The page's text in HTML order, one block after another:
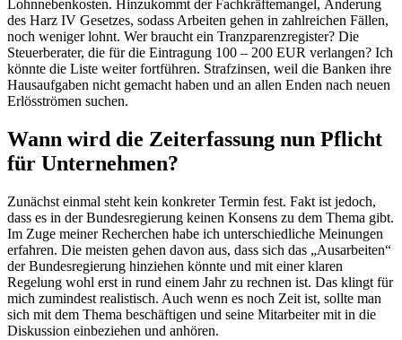
Lohnnebenkosten. Hinzukommt der Fachkräftemangel, Änderung
des Harz IV Gesetzes, sodass Arbeiten gehen in zahlreichen Fällen,
noch weniger lohnt. Wer braucht ein Tranzparenzregister? Die
Steuerberater, die für die Eintragung 100 – 200 EUR verlangen? Ich
könnte die Liste weiter fortführen. Strafzinsen, weil die Banken ihre
Hausaufgaben nicht gemacht haben und an allen Enden nach neuen
Erlösströmen suchen.
Wann wird die Zeiterfassung nun Pflicht
für Unternehmen?
Zunächst einmal steht kein konkreter Termin fest. Fakt ist jedoch,
dass es in der Bundesregierung keinen Konsens zu dem Thema gibt.
Im Zuge meiner Recherchen habe ich unterschiedliche Meinungen
erfahren. Die meisten gehen davon aus, dass sich das „Ausarbeiten“
der Bundesregierung hinziehen könnte und mit einer klaren
Regelung wohl erst in rund einem Jahr zu rechnen ist. Das klingt für
mich zumindest realistisch. Auch wenn es noch Zeit ist, sollte man
sich mit dem Thema beschäftigen und seine Mitarbeiter mit in die
Diskussion einbeziehen und anhören.